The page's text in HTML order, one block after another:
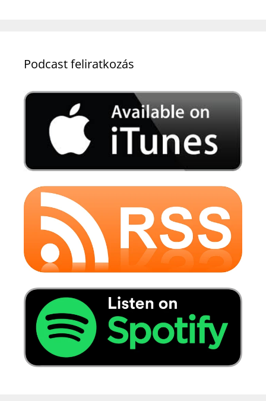
Podcast feliratkozás